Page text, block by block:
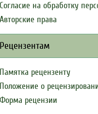
Согласие на обработку
Авторские права
Рецензентам
Памятка рецензенту
Положение о
Форма рецензии